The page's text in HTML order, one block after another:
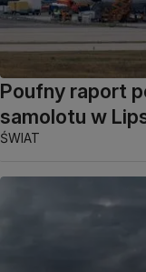
Poufny raport
samolotu w
ŚWIAT